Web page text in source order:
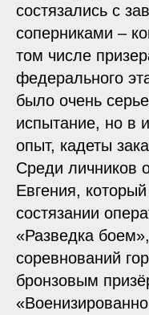
состязались с
соперниками –
том числе
федерального
было очень
испытание, но в
опыт, кадеты
Среди личников
Евгения,
состязании
«Разведка
соревнований
бронзовым